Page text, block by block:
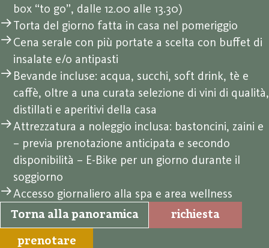
box “to go”, dalle 12.00 alle 13.30)
Torta del giorno fatta in casa nel pomeriggio
Cena serale con più portate a scelta con buffet di
insalate e/o antipasti
Bevande incluse: acqua, succhi, soft drink, tè e
caffè, oltre a una curata selezione di vini di qualità,
distillati e aperitivi della casa
Attrezzatura a noleggio inclusa: bastoncini, zaini e
– previa prenotazione anticipata e secondo
disponibilità – E-Bike per un giorno durante il
soggiorno
Accesso giornaliero alla spa e area wellness
Torna alla panoramica richiesta
prenotare